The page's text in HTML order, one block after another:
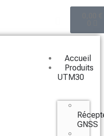
Accueil
Produits
UTM30
GNSS